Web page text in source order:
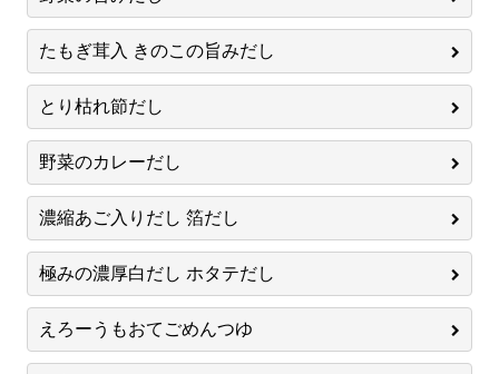
たもぎ茸入 きのこの旨みだし
とり枯れ節だし
野菜のカレーだし
濃縮あご入りだし 箔だし
極みの濃厚白だし ホタテだし
えろーうもおてごめんつゆ